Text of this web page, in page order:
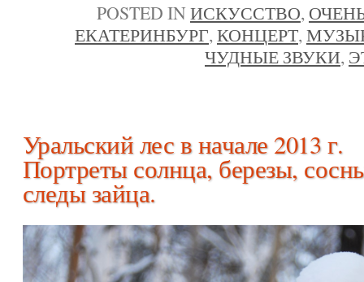
POSTED INИСКУССТВО,
ЕКАТЕРИНБУРГ,КОНЦЕРТ,
ЧУДНЫЕ ЗВУКИ,
Уральский лес в начале 2013 г.
Портреты солнца, березы,
следы зайца.